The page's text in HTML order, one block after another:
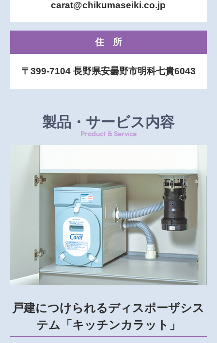
carat@chikumaseiki.co.jp
住所
〒399-7104 長野県安曇野市明科七貴6043
製品・サービス内容
Product & Service
戸建につけられるディスポーザシス
テム「キッチンカラット」